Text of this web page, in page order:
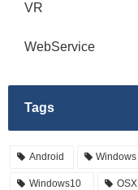
VR
WebService
Tags
Android Windows
Windows10 OSX